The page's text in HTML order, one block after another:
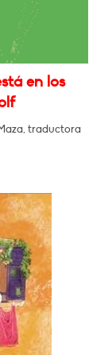
en los
traductora